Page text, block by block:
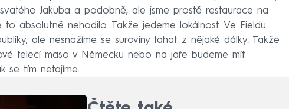
Jakuba a podobně, ale jsme prostě restaurace na
absolutně nehodilo. Takže jedeme lokálnost. Ve Fieldu
ale nesnažíme se suroviny tahat z nějaké dálky. Takže
telecí maso v Německu nebo na jaře budeme mít
se tím netajíme.